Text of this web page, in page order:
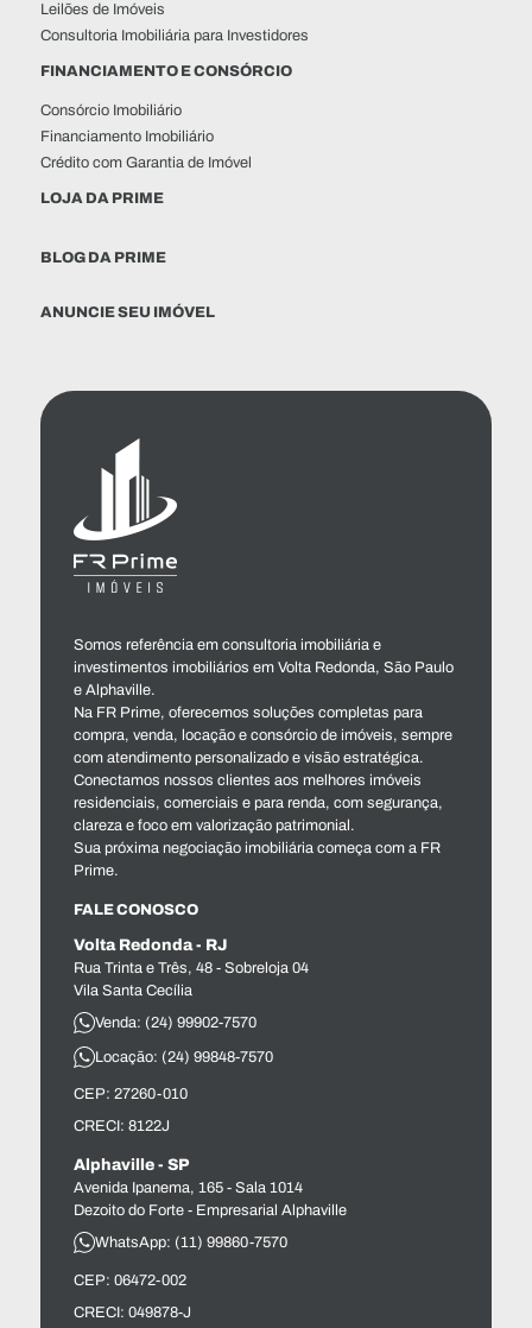
Leilões de Imóveis
Consultoria Imobiliária para Investidores
FINANCIAMENTO E CONSÓRCIO
Consórcio Imobiliário
Financiamento Imobiliário
Crédito com Garantia de Imóvel
LOJA DA PRIME
BLOG DA PRIME
ANUNCIE SEU IMÓVEL
Somos referência em consultoria imobiliária e
investimentos imobiliários em Volta Redonda, São Paulo
e Alphaville.
Na FR Prime, oferecemos soluções completas para
compra, venda, locação e consórcio de imóveis, sempre
com atendimento personalizado e visão estratégica.
Conectamos nossos clientes aos melhores imóveis
residenciais, comerciais e para renda, com segurança,
clareza e foco em valorização patrimonial.
Sua próxima negociação imobiliária começa com a FR
Prime.
FALE CONOSCO
Volta Redonda - RJ
Rua Trinta e Três, 48 - Sobreloja 04
Vila Santa Cecília
Venda: (24) 99902-7570
Locação: (24) 99848-7570
CEP: 27260-010
CRECI: 8122J
Alphaville - SP
Avenida Ipanema, 165 - Sala 1014
Dezoito do Forte - Empresarial Alphaville
WhatsApp: (11) 99860-7570
CEP: 06472-002
CRECI: 049878-J